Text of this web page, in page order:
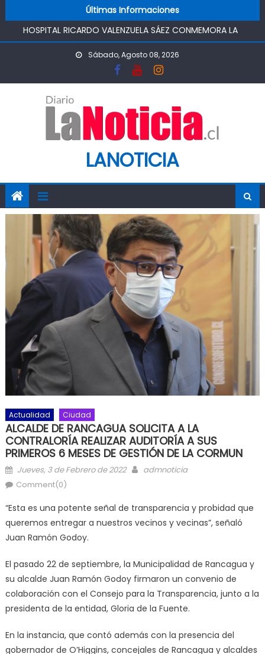
Últimas Informaciones
FUNCIONAMIENTO
HOSPITAL RICARDO VALENZUELA SÁEZ CONMEMORA LA
SEMANA MUNDIAL DE LA LACTANCIA MATERNA
PROMOVIENDO UN COMIENZO DE VIDA SALUDABLE
IMPULSA AGUA DE AGROSUPER PERMITIRÁ LA
CONSTRUCCIÓN DE POZO DEL SSR CALIFORNIA Y
FORTALECERA EL ABASTECIMIENTO DE AGUA POTABLE DE LA
COMUNIDAD
MINISTRO DE AGRICULTURA REALIZA GIRA POR CINCO
REGIONES PARA MONITOREAR EFECTOS DEL SISTEMA
FRONTAL Y APOYAR AL SECTOR AGRÍCOLA
PASO PEHUENCHE AVANZA COMO ALTERNATIVA
ESTRATÉGICA A LOS LIBERTADORES
SIGUEN LOS CIERRES DE PROSTÍBULOS CLANDESTINOS EN
RANCAGUA: NUEVO OPERATIVO DEJA UN RECINTO
CLAUSURADO Y OTRO CON PROHIBICIÓN DE
FUNCIONAMIENTO
Sábado, Agosto 08, 2026
LANOTICIA
Actualidad Ciudad
ALCALDE DE RANCAGUA SOLICITA A LA
CONTRALORÍA REALIZAR AUDITORÍA A SUS
PRIMEROS 6 MESES DE GESTIÓN DE LA CORMUN
Posted on
Jueves, 3 de Febrero de 2022 Author
admnoticia
Comment(0)
“Esta es una potente señal de transparencia y probidad que
queremos entregar a nuestros vecinos y vecinas”, señaló
Juan Ramón Godoy.
El pasado 22 de septiembre, la Municipalidad de Rancagua y
su alcalde Juan Ramón Godoy firmaron un convenio de
colaboración con el Consejo para la Transparencia, junto a la
presidenta de la entidad, Gloria de la Fuente.
En la instancia, que contó además con la presencia del
gobernador de O’Higgins, concejales de Rancagua y alcaldes